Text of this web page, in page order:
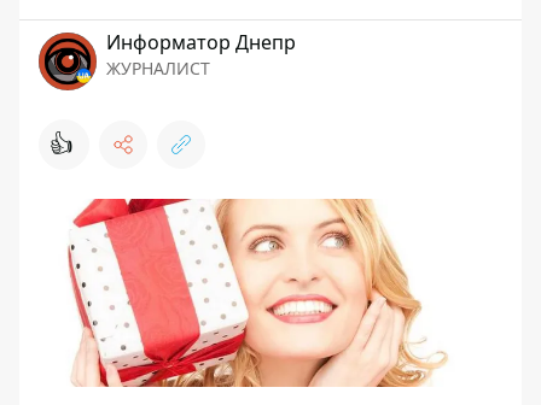
Информатор Днепр
ЖУРНАЛИСТ
👍